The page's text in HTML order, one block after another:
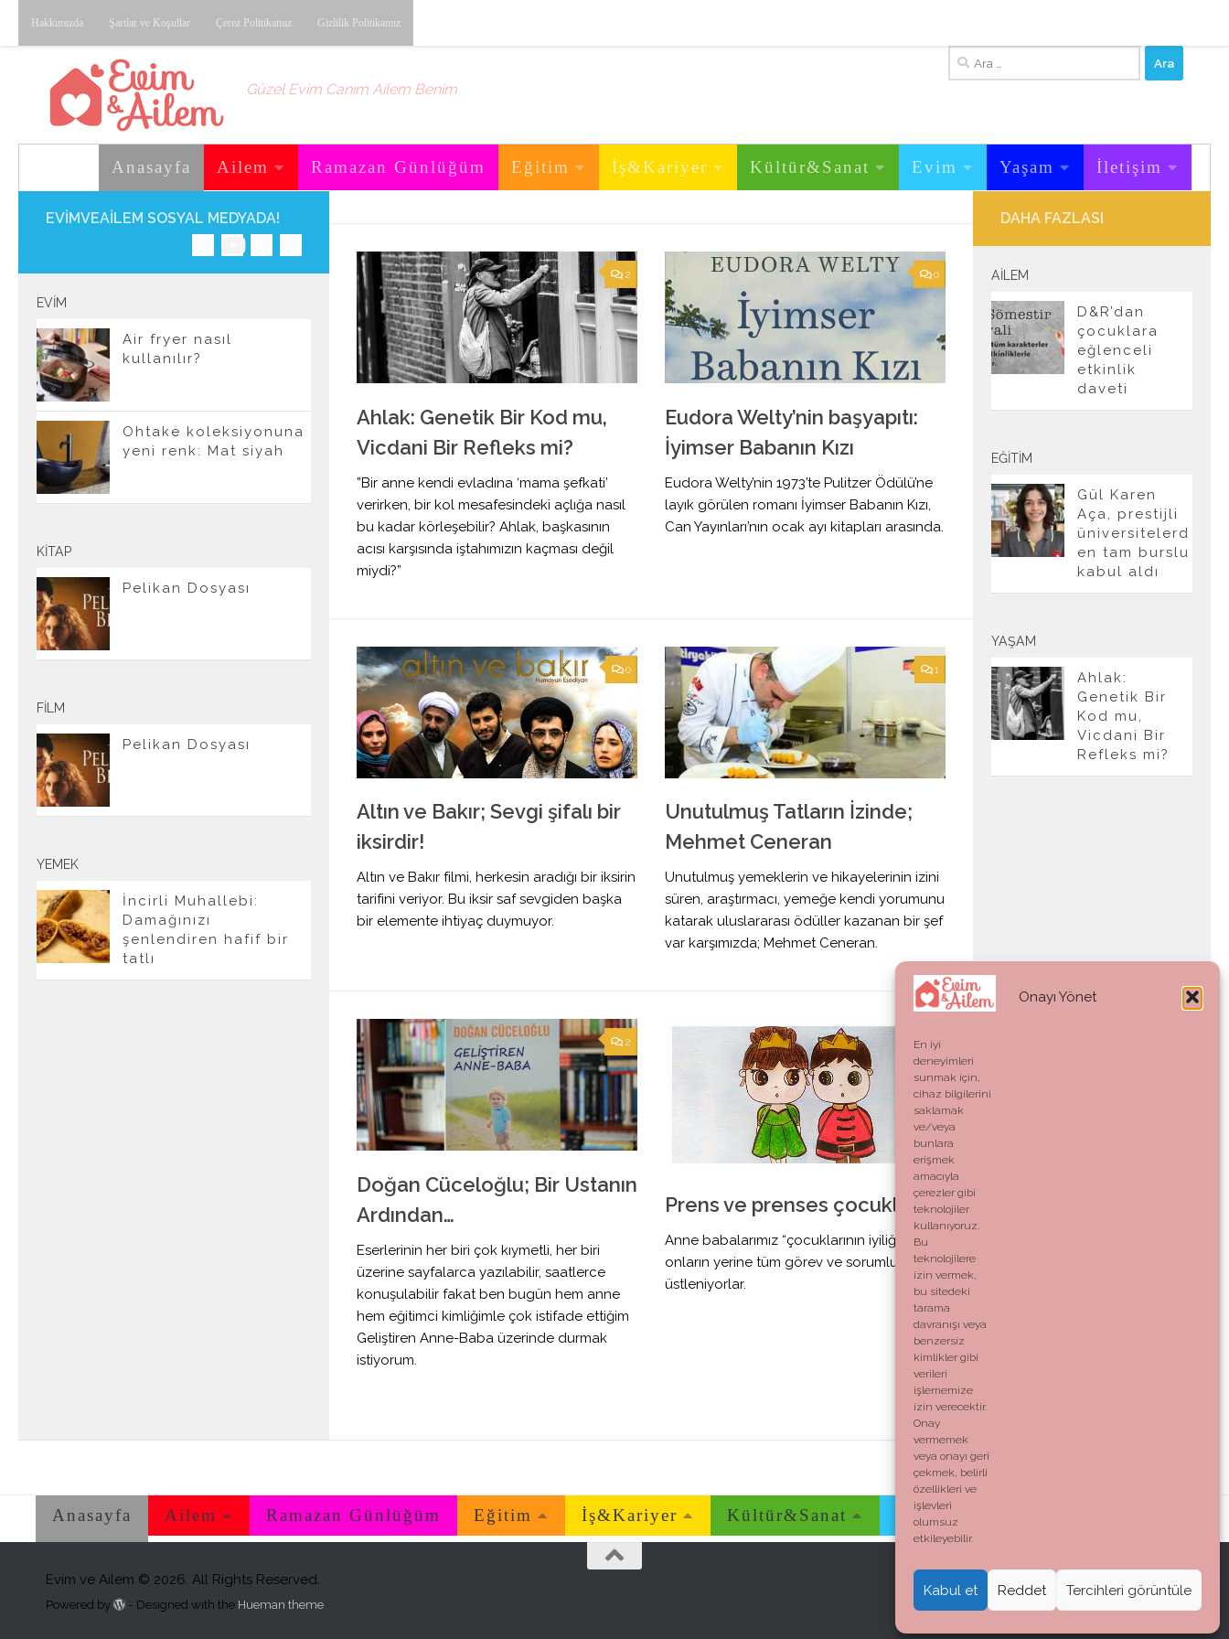
Onayı Yönet
En iyi
deneyimleri
sunmak için,
cihaz bilgilerini
saklamak
ve/veya
bunlara
erişmek
amacıyla
çerezler gibi
teknolojiler
kullanıyoruz.
Bu
teknolojilere
izin vermek,
bu sitedeki
tarama
davranışı veya
benzersiz
kimlikler gibi
verileri
işlememize
izin verecektir.
Onay
vermemek
veya onayı geri
çekmek, belirli
özellikleri ve
işlevleri
olumsuz
etkileyebilir.
Kabul et Reddet Tercihleri görüntüle
Skip to content
Hakkımızda Şartlar ve Koşullar Çerez Politikamız Gizlilik Politikamız
Güzel Evim Canım Ailem Benim
Arama:
Anasayfa Ailem Ramazan Günlüğüm Eğitim İş&Kariyer Kültür&Sanat Evim Yaşam İletişim
2
Ahlak: Genetik Bir Kod mu,
Vicdani Bir Refleks mi?
​”Bir anne kendi evladına ‘mama şefkati’
verirken, bir kol mesafesindeki açlığa nasıl
bu kadar körleşebilir? Ahlak, başkasının
acısı karşısında iştahımızın kaçması değil
miydi?”
0
Eudora Welty’nin başyapıtı:
İyimser Babanın Kızı
Eudora Welty’nin 1973’te Pulitzer Ödülü’ne
layık görülen romanı İyimser Babanın Kızı,
Can Yayınları’nın ocak ayı kitapları arasında.
0
Altın ve Bakır; Sevgi şifalı bir
iksirdir!
Altın ve Bakır filmi, herkesin aradığı bir iksirin
tarifini veriyor. Bu iksir saf sevgiden başka
bir elemente ihtiyaç duymuyor.
1
Unutulmuş Tatların İzinde;
Mehmet Ceneran
Unutulmuş yemeklerin ve hikayelerinin izini
süren, araştırmacı, yemeğe kendi yorumunu
katarak uluslararası ödüller kazanan bir şef
var karşımızda; Mehmet Ceneran.
2
Doğan Cüceloğlu; Bir Ustanın
Ardından…
Eserlerinin her biri çok kıymetli, her biri
üzerine sayfalarca yazılabilir, saatlerce
konuşulabilir fakat ben bugün hem anne
hem eğitimci kimliğimle çok istifade ettiğim
Geliştiren Anne-Baba üzerinde durmak
istiyorum.
4
Prens ve prenses çocuklar
Anne babalarımız “çocuklarının iyiliği için”
onların yerine tüm görev ve sorumlulukları
üstleniyorlar.
EVIMVEAILEM SOSYAL MEDYADA!
EVIM
Air fryer nasıl
kullanılır?
Ohtake koleksiyonuna
yeni renk: Mat siyah
KITAP
Pelikan Dosyası
FILM
Pelikan Dosyası
YEMEK
İncirli Muhallebi:
Damağınızı
şenlendiren hafif bir
tatlı
DAHA FAZLASI
AILEM
D&R’dan
çocuklara
eğlenceli
etkinlik
daveti
EĞITIM
Gül Karen
Aça, prestijli
üniversitelerd
en tam burslu
kabul aldı
YAŞAM
Ahlak:
Genetik Bir
Kod mu,
Vicdani Bir
Refleks mi?
Anasayfa Ailem Ramazan Günlüğüm Eğitim İş&Kariyer Kültür&Sanat Evim
Evim ve Ailem © 2026. All Rights Reserved.
Powered by - Designed with the Hueman theme